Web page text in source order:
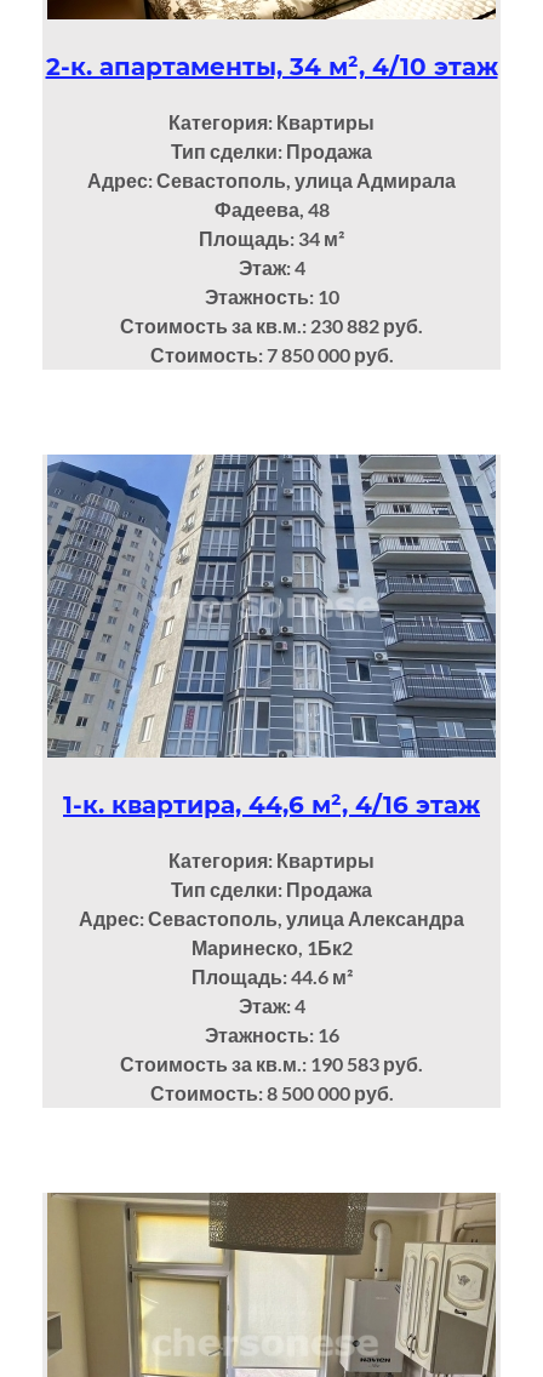
2-к. апартаменты, 34 м², 4/10 этаж
Категория: Квартиры
Тип сделки: Продажа
Адрес: Севастополь, улица Адмирала
Фадеева, 48
Площадь: 34 м²
Этаж: 4
Этажность: 10
Стоимость за кв.м.: 230 882 руб.
Стоимость: 7 850 000 руб.
1-к. квартира, 44,6 м², 4/16 этаж
Категория: Квартиры
Тип сделки: Продажа
Адрес: Севастополь, улица Александра
Маринеско, 1Бк2
Площадь: 44.6м²
Этаж: 4
Этажность: 16
Стоимость за кв.м.: 190 583 руб.
Стоимость: 8 500 000 руб.